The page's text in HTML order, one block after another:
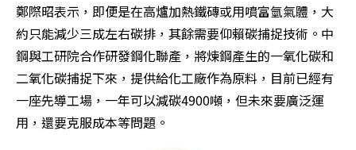
鄭際昭表示，即便是在高爐加熱鐵磚或用噴富氫氣體，大
約只能減少三成左右碳排，其餘需要仰賴碳捕捉技術。中
鋼與工研院合作研發鋼化聯產，將煉鋼產生的一氧化碳和
二氧化碳捕捉下來，提供給化工廠作為原料，目前已經有
一座先導工場，一年可以減碳4900噸，但未來要廣泛運
用，還要克服成本等問題。